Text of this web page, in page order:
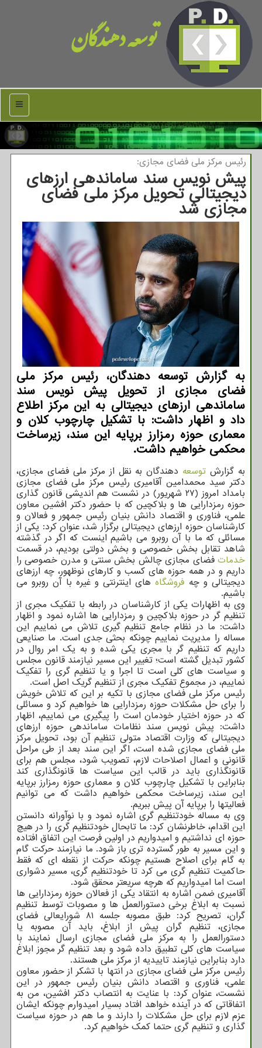
توسعه دهندگان
منو
رئیس مركز ملی فضای مجازی:
پیش نویس سند ساماندهی ارزهای
دیجیتالی تحویل مرکز ملی فضای
مجازی شد
به گزارش توسعه دهندگان، رئیس مرکز ملی
فضای مجازی از تحویل پیش نویس سند
ساماندهی ارزهای دیجیتالی به این مرکز اطلاع
داد و اظهار داشت: با تشکیل چارچوب کلان و
معماری حوزه رمزارز برپایه این سند، زیرساخت
محکمی خواهیم داشت.
به گزارش توسعه دهندگان به نقل از مرکز ملی فضای مجازی،
دکتر سید محمدامین آقامیری رئیس مرکز ملی فضای مجازی
بامداد امروز (۲۷ شهریور) در نشست هم اندیشی قانون گذاری
حوزه رمزدارایی ها و بلاکچین که با حضور دکتر افشین معاون
علمی، فناوری و اقتصاد دانش بنیان رئیس جمهور و فعالان و
کارشناسان حوزه ارزهای دیجیتالی برگزار شد، عنوان کرد: یکی از
مسائلی که ما با آن روبرو می باشیم اینست که اگر در گذشته
شاهد تقابل بخش خصوصی و بخش دولتی بودیم، در قسمت
خدمات فضای مجازی چالش بخش سنتی و مدرن خصوصی را
داریم و در همه حوزه های کسب و کارهای نوظهور، چه ارزهای
دیجیتالی و چه فروشگاههای اینترنتی و غیره با آن روبرو می
باشیم.
وی به اظهارات یکی از کارشناسان در رابطه با تفکیک مجری از
تنظیم گر در حوزه بلاکچین و رمزدارایی ها اشاره نمود و اظهار
داشت: ما در نظام جامع تنظیم گیری تلاش می نماییم این
مساله را مدیریت نماییم چونکه بحثی جدی است. ما صنایعی
داریم که تنظیم گر با مجری یکی شده و به یک امر روال در
کشور تبدیل گشته است؛ تغییر این مسیر نیازمند قانون مجلس
و سیاست های کلی است تا اجرا و یا تنظیم گری را تفکیک
نماییم، در مجموع تفکیک مجری از تنظیم گریک اصل است.
رئیس مرکز ملی فضای مجازی با تکیه بر این که تلاش خویش
را برای حل مشکلات حوزه رمزدارایی ها خواهیم کرد و مسائلی
که در حوزه اختیار خودمان است را پیگیری می نماییم، اظهار
داشت: پیش نویس سند نظامات ساماندهی حوزه ارزهای
دیجیتالی که وزارت اقتصاد متولی تنظیم آن بود، تحویل مرکز
ملی فضای مجازی شده است، اگر این سند بعد از طی مراحل
قانونی و اعمال اصلاحات لازم، تصویب شود، مجلس هم برای
قانونگذاری باید در قالب این سیاست ها قانونگذاری کند
بنابراین با تشکیل چارچوب کلان و معماری حوزه رمزارز برپایه
این سند، زیرساخت محکمی خواهیم داشت که می توانیم
فعالیتها را برپایه آن پیش ببریم.
وی به مساله خودتنظیم گری اشاره نمود و با نوآورانه دانستن
این اقدام، خاطرنشان کرد: ما تابحال خودتنظیم گری را در هیچ
حوزه ای نداشتیم و امیدواریم در اولین فرصت این اتفاق افتاده
و این مسیر به طور گسترده تری باز شود. ما نیازمند حرکت گام
به گام برای اصلاح هستیم چونکه حرکت از نقطه ای که فقط
حاکمیت تنظیم گری می کرد تا خودتنظیم گری، مسیر دشواری
است اما امیدواریم که هرچه سریعتر محقق شود.
آقامیری ضمن اشاره به انتقاد یکی از فعالان حوزه رمزدارایی ها
نسبت به ابلاغ برخی دستورالعمل ها و مصوبات توسط تنظیم
گران، تصریح کرد: طبق مصوبه جلسه ۸۱ شورایعالی فضای
مجازی، تنظیم گران پیش از ابلاغ، باید آن مصوبه یا
دستورالعمل را به مرکز ملی فضای مجازی ارسال نمایند با
سیاست های کلی تطبیق داده شود و بعد تنظیم گر مجوز ابلاغ
دارد بنابراین نیازمند تاییدیه از مرکز ملی هستند.
رئیس مرکز ملی فضای مجازی در انتها با تشکر از حضور معاون
علمی، فناوری و اقتصاد دانش بنیان رئیس جمهور در این
نشست، عنوان کرد: با عنایت به انتصاب دکتر افشین، من به
اتفاقاتی که در آینده خواهد افتاد بسیار امیدوارم چونکه ایشان
عزم لازم برای حل مشکلات را دارند و ما هم در حوزه سیاست
گذاری و تنظیم گری حتما کمک خواهیم کرد.